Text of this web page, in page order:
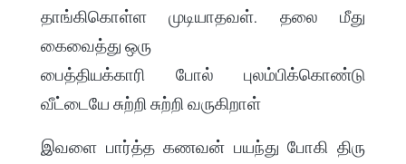
தாங்கிகொள்ள முடியாதவள். தலை மீது
கைவைத்து ஒரு
பைத்தியக்காரி போல் புலம்பிக்கொண்டு
வீட்டையே சுற்றி சுற்றி வருகிறாள்
இவளை பார்த்த கணவன் பயந்து போகி திரு